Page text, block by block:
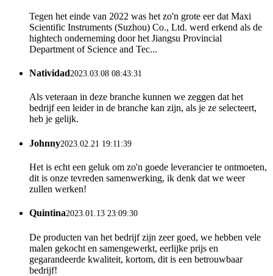
Tegen het einde van 2022 was het zo'n grote eer dat Maxi
Scientific Instruments (Suzhou) Co., Ltd. werd erkend als de
hightech onderneming door het Jiangsu Provincial
Department of Science and Tec...
Natividad2023.03.08 08:43:31
Als veteraan in deze branche kunnen we zeggen dat het
bedrijf een leider in de branche kan zijn, als je ze selecteert,
heb je gelijk.
Johnny2023.02.21 19:11:39
Het is echt een geluk om zo'n goede leverancier te ontmoeten,
dit is onze tevreden samenwerking, ik denk dat we weer
zullen werken!
Quintina2023.01.13 23:09:30
De producten van het bedrijf zijn zeer goed, we hebben vele
malen gekocht en samengewerkt, eerlijke prijs en
gegarandeerde kwaliteit, kortom, dit is een betrouwbaar
bedrijf!